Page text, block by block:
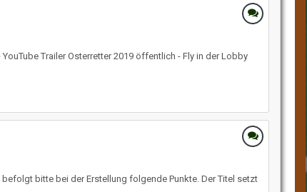
Trailer Osterretter 2019 öffentlich - Fly in der Lobby
bitte bei der Erstellung folgende Punkte. Der Titel setzt